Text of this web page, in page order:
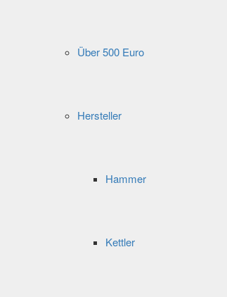
Über 500 Euro
Hersteller
Hammer
Kettler